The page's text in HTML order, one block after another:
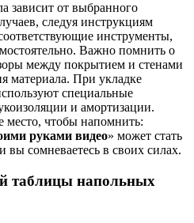
зависит от выбранного
следуя инструкциям
инструменты,
Важно помнить о
между покрытием и стенами
материала. При укладке
специальные
и амортизации.
место, чтобы напомнить:
руками видео» может стать
сомневаетесь в своих силах.
таблицы напольных